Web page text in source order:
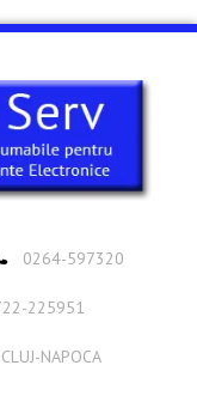
0264-597320
225951
NAPOCA